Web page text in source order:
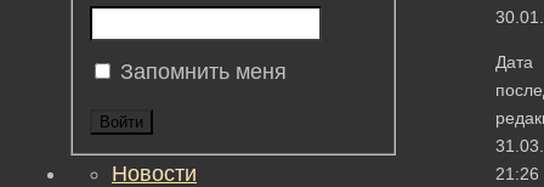
Дата
21:26
Запомнить меня
Войти
Новости